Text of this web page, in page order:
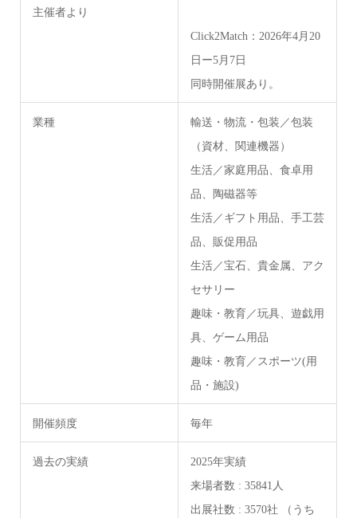
主催者より
Click2Match：2026年4月20
日ー5月7日
同時開催展あり。
業種
輸送・物流・包装／包装
（資材、関連機器）
生活／家庭用品、食卓用
品、陶磁器等
生活／ギフト用品、手工芸
品、販促用品
生活／宝石、貴金属、アク
セサリー
趣味・教育／玩具、遊戯用
具、ゲーム用品
趣味・教育／スポーツ(用
品・施設)
開催頻度 毎年
過去の実績
2025年実績
来場者数 : 35841人
出展社数 : 3570社 （うち